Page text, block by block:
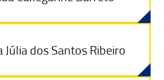
Júlia dos Santos Ribeiro